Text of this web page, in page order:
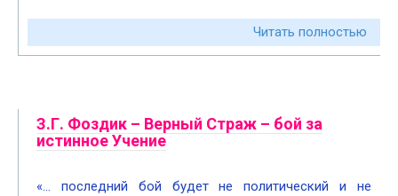
Читать полностью
З.Г. Фоздик – Верный Страж – бой за
истинное Учение
«… последний бой будет не политический и не